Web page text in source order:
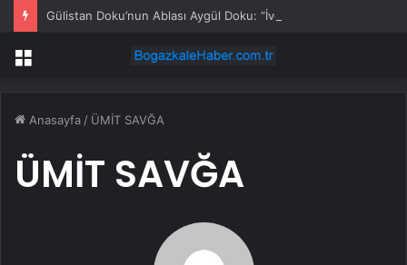
Menü
Anasayfa / ÜMİT SAVĞA
ÜMİT SAVĞA